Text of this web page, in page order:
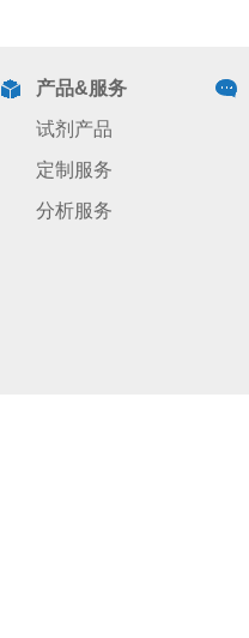
产品&服务
试剂产品
定制服务
分析服务